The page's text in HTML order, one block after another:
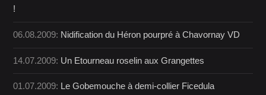
!
06.08.2009: Nidification du Héron pourpré à Chavornay VD
14.07.2009: Un Etourneau roselin aux Grangettes
01.07.2009: Le Gobemouche à demi-collier Ficedula